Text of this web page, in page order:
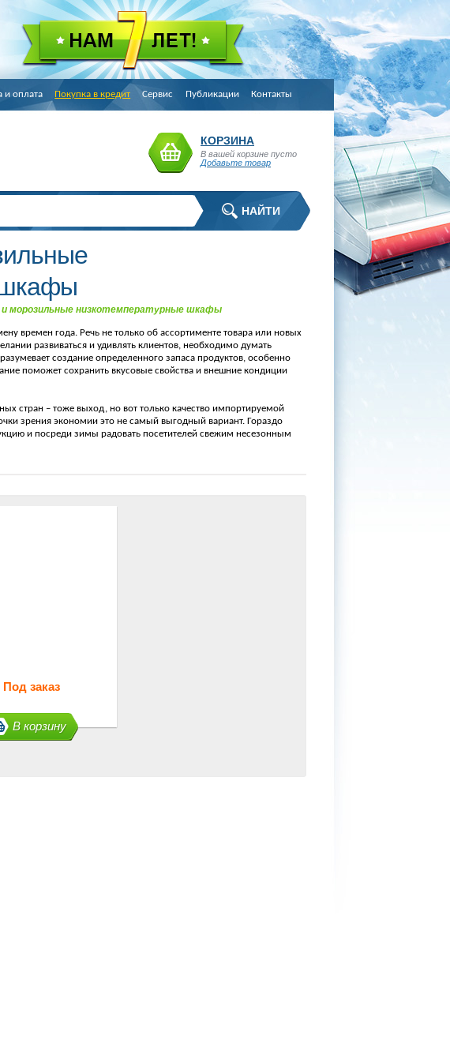
и оплата Покупка в кредит Сервис Публикации Контакты
КОРЗИНА
В вашей корзине пусто
Добавьте товар
шкафы
и морозильные низкотемпературные шкафы
времен года. Речь не только об ассортименте товара или новых
развиваться и удивлять клиентов, необходимо думать
создание определенного запаса продуктов, особенно
поможет сохранить вкусовые свойства и внешние кондиции
стран – тоже выход, но вот только качество импортируемой
зрения экономии это не самый выгодный вариант. Гораздо
и посреди зимы радовать посетителей свежим несезонным
Под заказ
В корзину